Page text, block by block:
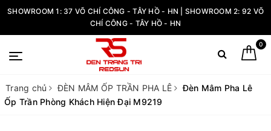
SHOWROOM 1: 37 VÕ CHÍ CÔNG - TÂY HỒ - HN | SHOWROOM 2: 92 VÕ
CHÍ CÔNG - TÂY HỒ - HN
0
Trang chủ ĐÈN MÂM ỐP TRẦN PHA LÊ
Đèn Mâm Pha Lê
Ốp Trần Phòng Khách Hiện Đại M9219